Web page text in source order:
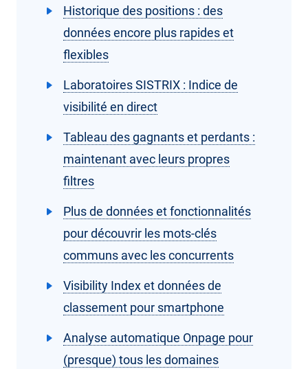
Historique des positions : des
données encore plus rapides et
flexibles
Laboratoires SISTRIX : Indice de
visibilité en direct
Tableau des gagnants et perdants :
maintenant avec leurs propres
filtres
Plus de données et fonctionnalités
pour découvrir les mots-clés
communs avec les concurrents
Visibility Index et données de
classement pour smartphone
Analyse automatique Onpage pour
(presque) tous les domaines